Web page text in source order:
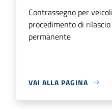
Contrassegno per
procedimento di
permanente
VAI ALLA PAGINA